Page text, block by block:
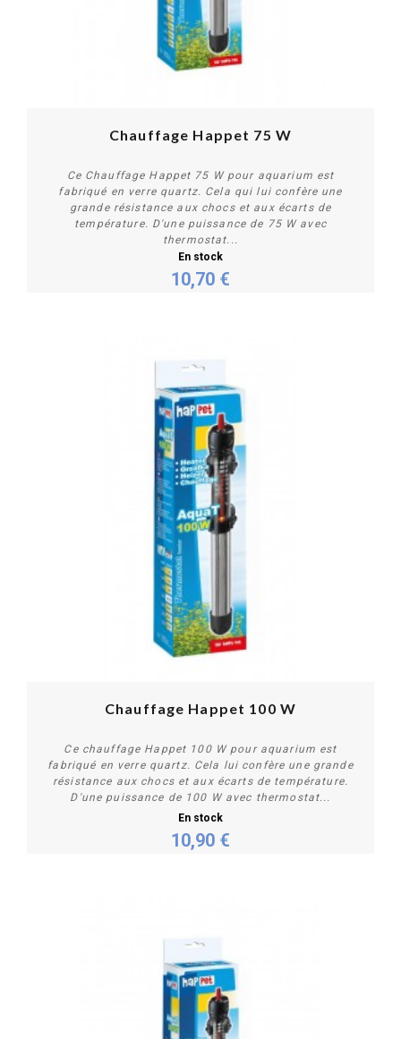
Acheter
Chauffage Happet 75 W
Ce Chauffage Happet 75 W pour aquarium est
fabriqué en verre quartz. Cela qui lui confère une
grande résistance aux chocs et aux écarts de
température. D'une puissance de 75 W avec
thermostat...
En stock
10,70 €
Acheter
Chauffage Happet 100 W
Ce chauffage Happet 100 W pour aquarium est
fabriqué en verre quartz. Cela lui confère une grande
résistance aux chocs et aux écarts de température.
D'une puissance de 100 W avec thermostat...
En stock
10,90 €